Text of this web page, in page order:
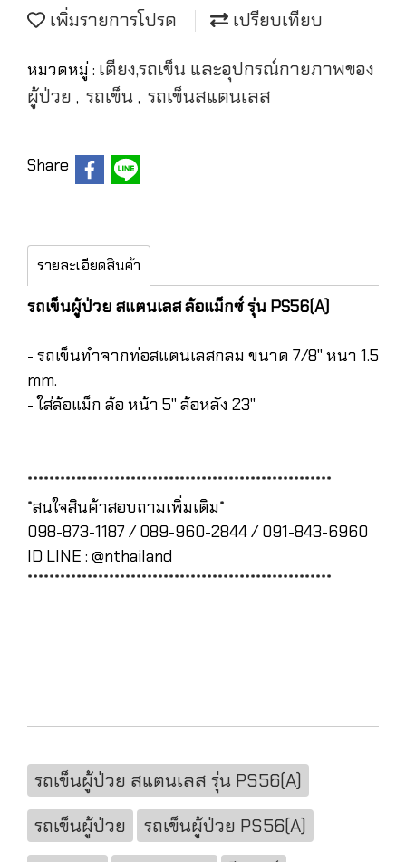
เพิ่มรายการโปรด เปรียบเทียบ
หมวดหมู่ : เตียง,รถเข็น และอุปกรณ์กายภาพของ
ผู้ป่วย , รถเข็น , รถเข็นสแตนเลส
Share
รายละเอียดสินค้า
รถเข็นผู้ป่วย สแตนเลส ล้อแม็กซ์ รุ่น PS56(A)
- รถเข็นทำจากท่อสแตนเลสกลม ขนาด 7/8" หนา 1.5
mm.
- ใส่ล้อแม็ก ล้อ หน้า 5" ล้อหลัง 23"
********************************************************
*สนใจสินค้าสอบถามเพิ่มเติม*
098-873-1187 / 089-960-2844 / 091-843-6960
ID LINE : @nthailand
********************************************************
รถเข็นผู้ป่วย สแตนเลส รุ่น PS56(A)
รถเข็นผู้ป่วย
รถเข็นผู้ป่วย PS56(A)